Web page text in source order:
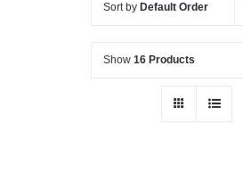
Sort by Default Order
Show 16 Products